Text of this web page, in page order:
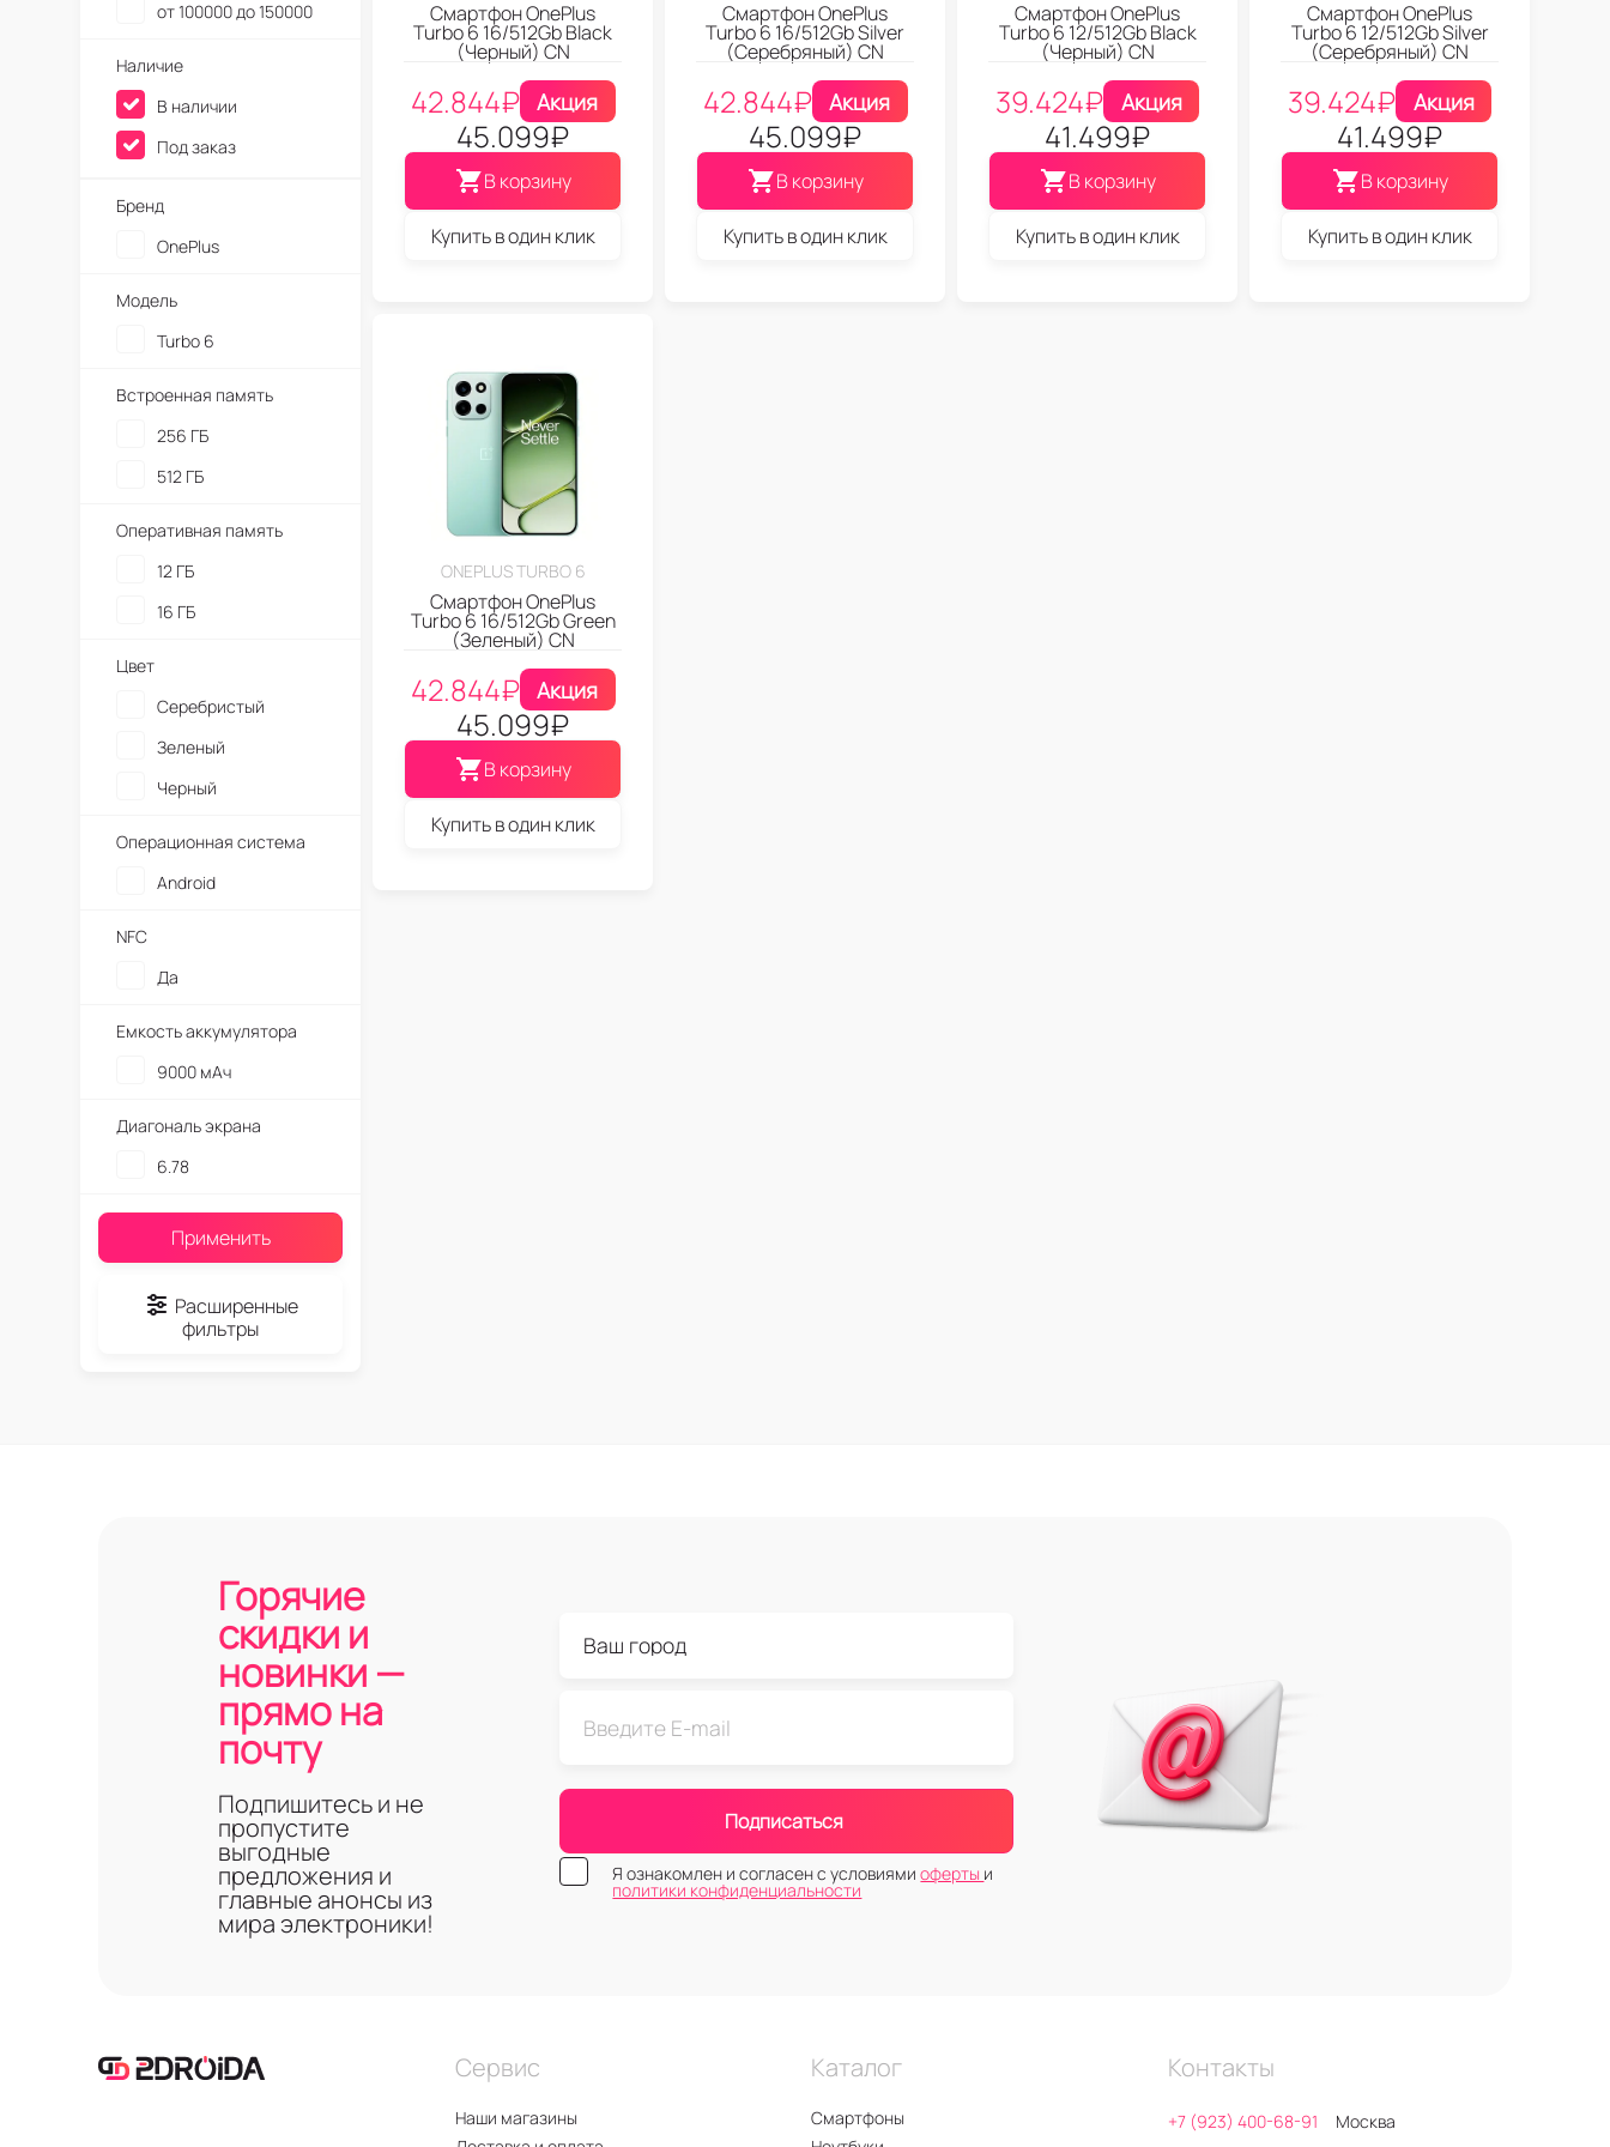
Смартфон OnePlus
Turbo 6 16/512Gb Black
(Черный) CN
42.844₽ Акция
45.099₽
В корзину
Купить в один клик
Смартфон OnePlus
Turbo 6 16/512Gb Silver
(Серебряный) CN
42.844₽ Акция
45.099₽
В корзину
Купить в один клик
Смартфон OnePlus
Turbo 6 12/512Gb Black
(Черный) CN
39.424₽ Акция
41.499₽
В корзину
Купить в один клик
Смартфон OnePlus
Turbo 6 12/512Gb Silver
(Серебряный) CN
39.424₽ Акция
41.499₽
В корзину
Купить в один клик
ONEPLUS TURBO 6
Смартфон OnePlus
Turbo 6 16/512Gb Green
(Зеленый) CN
42.844₽ Акция
45.099₽
В корзину
Купить в один клик
от 100000 до 150000
Наличие
В наличии
Под заказ
Бренд
OnePlus
Модель
Turbo 6
Встроенная память
256 ГБ
512 ГБ
Оперативная память
12 ГБ
16 ГБ
Цвет
Серебристый
Зеленый
Черный
Операционная система
Android
NFC
Да
Емкость аккумулятора
9000 мАч
Диагональ экрана
6.78
Применить
Расширенные
фильтры
Горячие
скидки и
новинки —
прямо на
почту
Подпишитесь и не
пропустите
выгодные
предложения и
главные анонсы из
мира электроники!
Подписаться
Я ознакомлен и согласен с условиямиоферты и
политики конфиденциальности
Сервис
Наши магазины
Каталог
Смартфоны
Контакты
+7 (923) 400-68-91
Москва